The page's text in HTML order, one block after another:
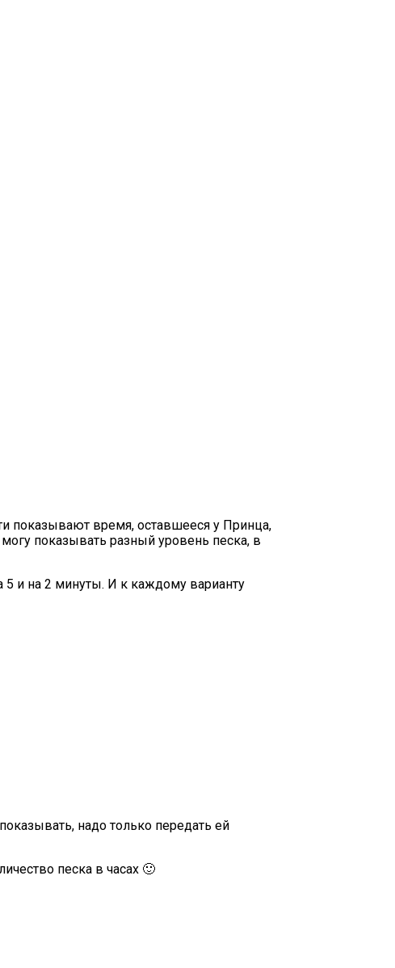
показывают время, оставшееся у Принца,
показывать разный уровень песка, в
5 и на 2 минуты. И к каждому варианту
надо только передать ей
песка в часах 🙂